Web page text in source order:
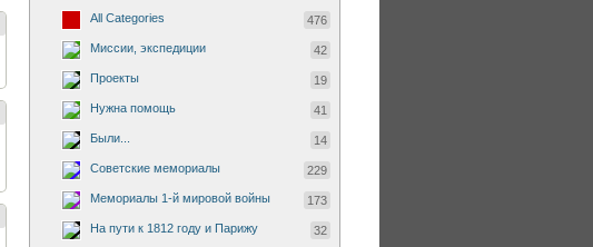
All Categories 476
Миссии, экспедиции 42
Проекты 19
Нужна помощь 41
Были... 14
Советские мемориалы 229
Мемориалы 1-й мировой войны 173
На пути к 1812 году и Парижу 32